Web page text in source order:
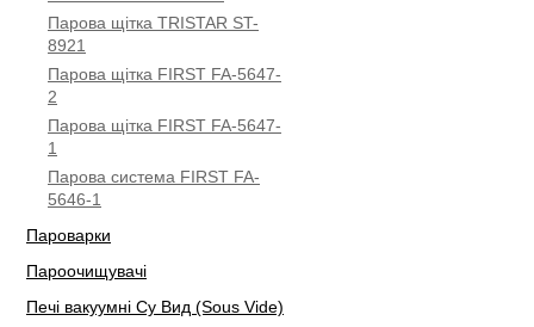
Парова щітка TRISTAR ST-
8921
Парова щітка FIRST FA-5647-
2
Парова щітка FIRST FA-5647-
1
Парова система FIRST FA-
5646-1
Пароварки
Пароочищувачі
Печі вакуумні Су Вид (Sous Vide)